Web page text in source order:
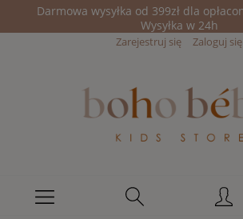
Darmowa wysyłka od 399zł dla
Wysyłka w 24h
Zarejestruj się Zaloguj się